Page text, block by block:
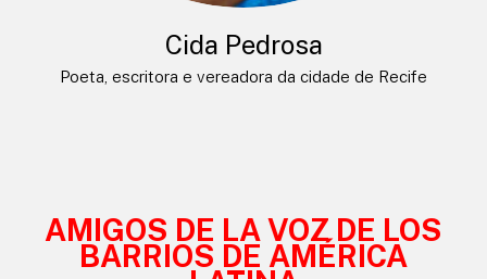
Cida Pedrosa
Poeta, escritora e vereadora da cidade de Recife
AMIGOS DE LA VOZ DE LOS
BARRIOS DE AMÉRICA